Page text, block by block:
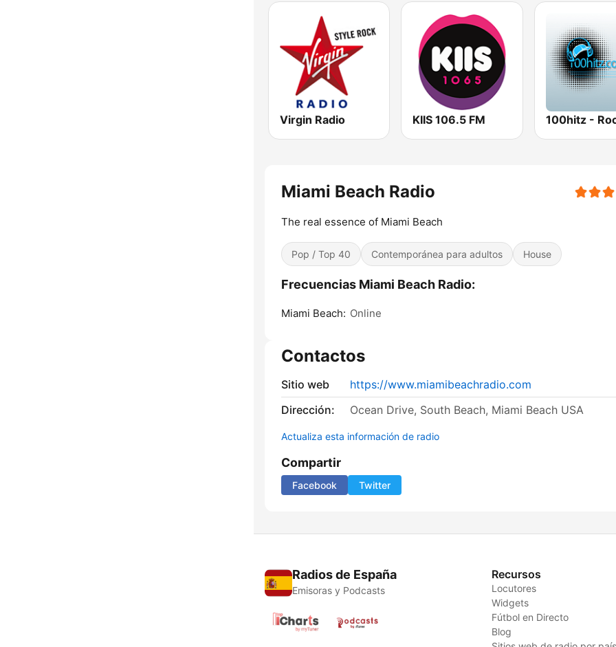
Virgin Radio KIIS 106.5 FM 100hitz -
Miami Beach Radio
The real essence of Miami Beach
Pop / Top 40 Contemporánea para adultos House
Frecuencias Miami Beach Radio:
Miami Beach: Online
Contactos
Sitio web
https://www.miamibeachradio.com
Dirección:
Ocean Drive, South Beach, Miami Beach USA
Actualiza esta información de radio
Compartir
Facebook Twitter
Radios de España
Emisoras y Podcasts
Recursos
Locutores
Widgets
Fútbol en Directo
Blog